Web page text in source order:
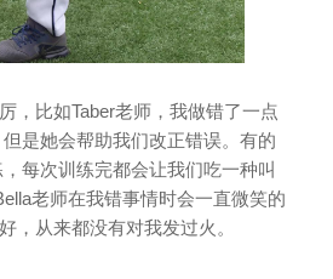
，比如Taber老师，我做错了一点
是她会帮助我们改正错误。有的
每次训练完都会让我们吃一种叫
老师在我错事情时会一直微笑的
，从来都没有对我发过火。